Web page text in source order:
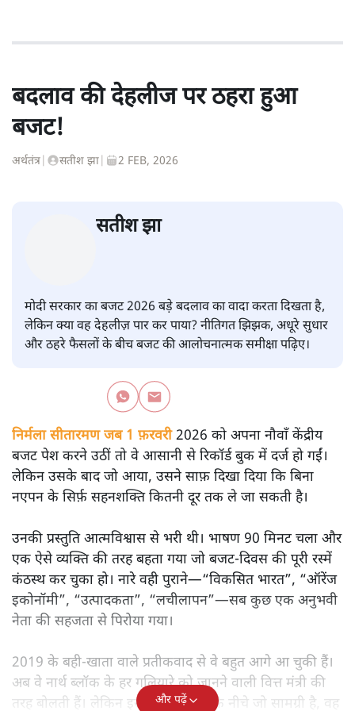
बदलाव की देहलीज पर ठहरा हुआ
बजट!
अर्थतंत्र सतीश झा 2 FEB, 2026
सतीश झा
मोदी सरकार का बजट 2026 बड़े बदलाव का वादा करता दिखता है,
लेकिन क्या वह देहलीज़ पार कर पाया? नीतिगत झिझक, अधूरे सुधार
निर्मला सीतारमण जब 1 फ़रवरी2026 को अपना नौवाँ केंद्रीय
बजट पेश करने उठीं तो वे आसानी से रिकॉर्ड बुक में दर्ज हो गईं।
नएपन के सिर्फ़ सहनशक्ति कितनी दूर तक ले जा सकती है।
उनकी प्रस्तुति आत्मविश्वास से भरी थी। भाषण 90 मिनट चला और